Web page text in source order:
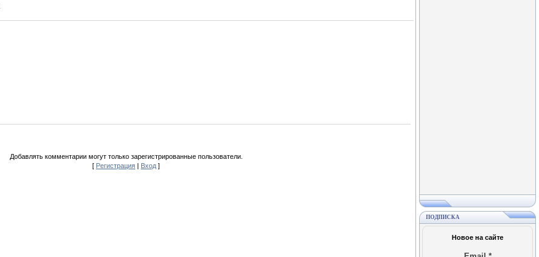
Добавлять комментарии могут только зарегистрированные пользователи.
[ Регистрация | Вход ]
ПОДПИСКА
Новое на сайте